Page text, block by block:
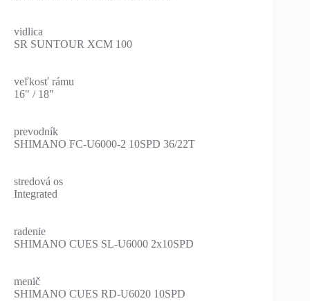
vidlica
SR SUNTOUR XCM 100
veľkosť rámu
16" / 18"
prevodník
SHIMANO FC-U6000-2 10SPD 36/22T
stredová os
Integrated
radenie
SHIMANO CUES SL-U6000 2x10SPD
menič
SHIMANO CUES RD-U6020 10SPD